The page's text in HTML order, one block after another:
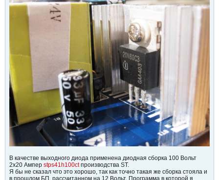
В качестве выходного диода применена диодная сборка 100 Вольт
2х20 Ампер stps41h100ctпроизводства ST.
Я бы не сказал что это хорошо, так как точно такая же сборка стояла и